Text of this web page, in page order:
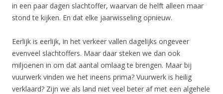
in een paar dagen slachtoffer, waarvan de helft alleen maar
stond te kijken. En dat elke jaarwisseling opnieuw.
Eerlijk is eerlijk, in het verkeer vallen dagelijks ongeveer
evenveel slachtoffers. Maar daar steken we dan ook
miljoenen in om dat aantal omlaag te brengen. Maar bij
vuurwerk vinden we het ineens prima? Vuurwerk is heilig
verklaard? Zijn we als land niet veel beter af met een algehele